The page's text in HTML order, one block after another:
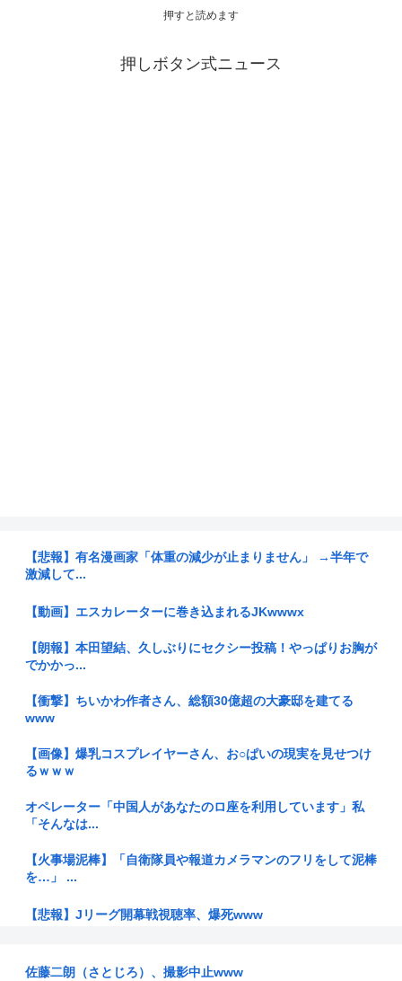
押すと読めます
押しボタン式ニュース
【悲報】有名漫画家「体重の減少が止まりません」 →半年で
激減して...
【動画】エスカレーターに巻き込まれるJKwwwx
【朗報】本田望結、久しぶりにセクシー投稿！やっぱりお胸が
でかかっ...
【衝撃】ちいかわ作者さん、総額30億超の大豪邸を建てる
www
【画像】爆乳コスプレイヤーさん、お○ぱいの現実を見せつけ
るｗｗｗ
オペレーター「中国人があなたのロ座を利用しています」私
「そんなは...
【火事場泥棒】「自衛隊員や報道カメラマンのフリをして泥棒
を…」 ...
【悲報】Jリーグ開幕戦視聴率、爆死www
佐藤二朗（さとじろ）、撮影中止www